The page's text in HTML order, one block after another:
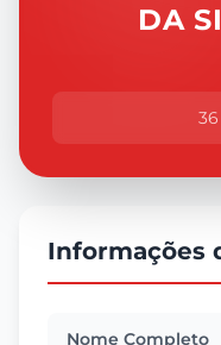
DA
36
Informações
Nome Completo